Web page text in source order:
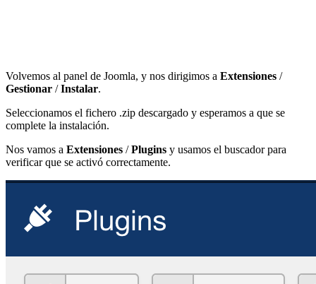
Volvemos al panel de Joomla, y nos dirigimos a Extensiones /
Gestionar /Instalar.
Seleccionamos el fichero .zip descargado y esperamos a que se
complete la instalación.
Nos vamos a Extensiones /Plugins y usamos el buscador para
verificar que se activó correctamente.